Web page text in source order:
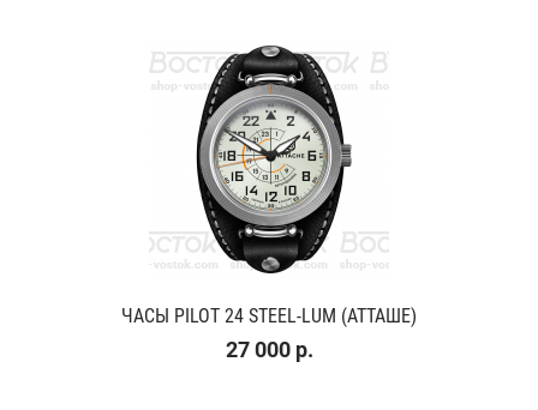
ЧАСЫ PILOT 24 STEEL-LUM (АТТАШЕ)
27 000 р.